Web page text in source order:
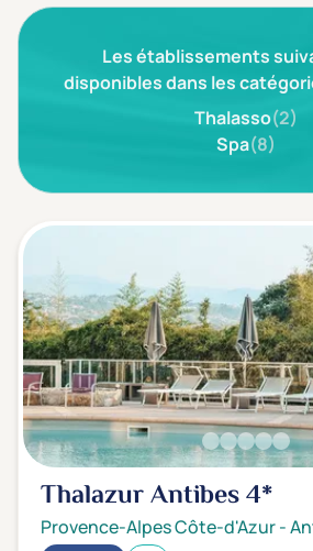
Thématiques bien-être
Accès à l'espace bien-être
Massage, détente, Rituel du
Gestion du stress / sommeil
Spécial dos
Prévention santé
Sport
Yoga
Offres spéciales
Les établissements
disponibles dans les
Thalasso(2)
Spa(8)
Thalazur Antibes4*
Provence-Alpes Côte-d'Azur-